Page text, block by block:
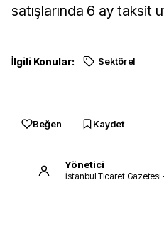
satışlarında 6 ay taksit
İlgili Konular: Sektörel
Beğen Kaydet
Yönetici
İstanbul Ticaret Gazetesi